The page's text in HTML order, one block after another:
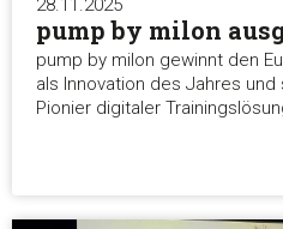
28.11.2025
pump by milon
pump by milon gewinnt den
als Innovation des Jahres und
Pionier digitaler